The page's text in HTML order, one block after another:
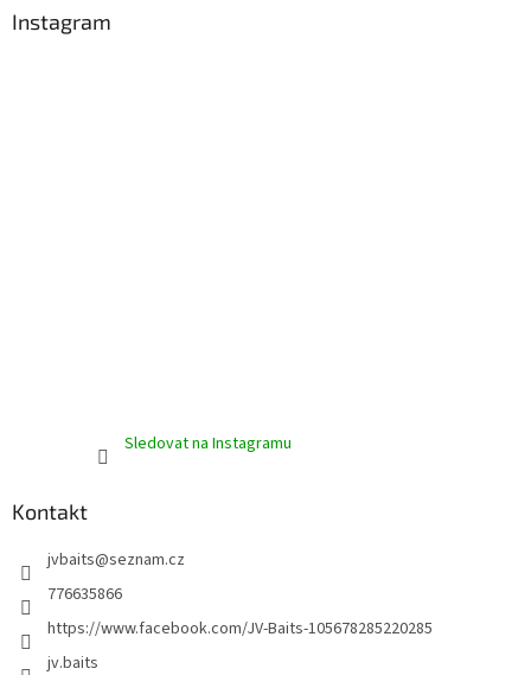
Instagram
Sledovat na Instagramu
Kontakt
jvbaits@seznam.cz
776635866
https://www.facebook.com/JV-Baits-105678285220285
jv.baits